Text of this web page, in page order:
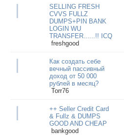
SELLING FRESH
CVVS FULLZ
DUMPS+PIN BANK
LOGIN WU
TRANSFER......!! ICQ
freshgood
Как создать себе
вечный пассивный
дoход от 50 000
рублей в месяц?
Torr76
++ Seller Credit Card
& Fullz & DUMPS
GOOD AND CHEAP
bankgood